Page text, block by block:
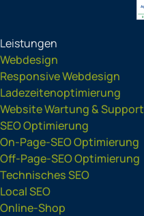
Leistungen
Webdesign
Responsive Webdesign
Ladezeitenoptimierung
Website Wartung & Support
SEO Optimierung
On-Page-SEO Optimierung
Off-Page-SEO Optimierung
Technisches SEO
Local SEO
Online-Shop